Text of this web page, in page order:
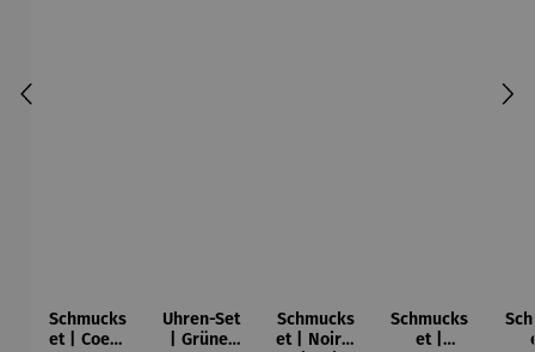
Schmucks
et | Coeur
Uhren-Set
| Grüner
Schmucks
et | Noir –
Schmucks
et |